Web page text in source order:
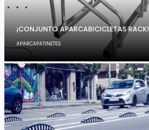
¡CONJUNTO APARCABICICLETAS RACK!
APARCAPATINETES